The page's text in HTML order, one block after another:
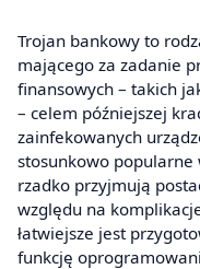
Trojan bankowy to
mającego za zadanie
finansowych – takich
– celem późniejszej
zainfekowanych
stosunkowo popularne
rzadko przyjmują
względu na
łatwiejsze jest
funkcję